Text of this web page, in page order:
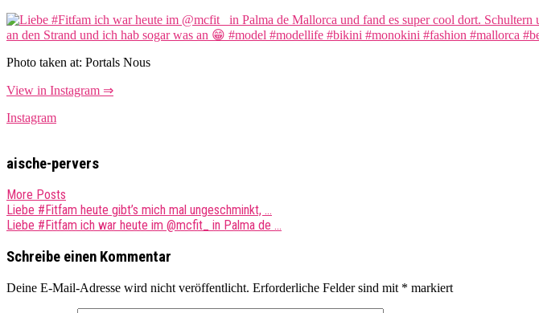
Photo taken at: Portals Nous
View in Instagram ⇒
Instagram
aische-pervers
More Posts
Post
navigation
Liebe #Fitfam heute gibt’s mich mal ungeschminkt, …
Liebe #Fitfam ich war heute im @mcfit_ in Palma de …
Schreibe einen Kommentar
Deine E-Mail-Adresse wird nicht veröffentlicht. Erforderliche Felder sind mit * markiert